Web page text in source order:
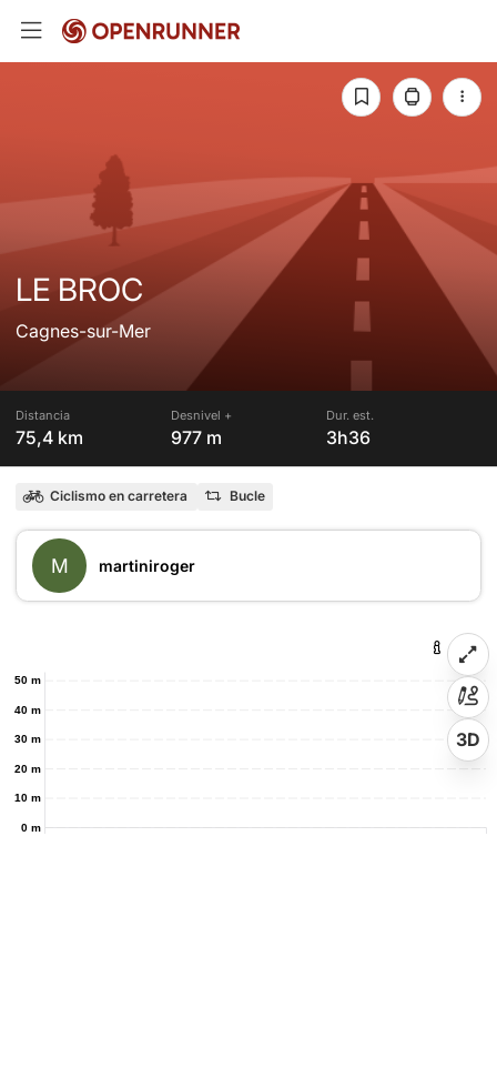
LE BROC
Cagnes-sur-Mer
Distancia
75,4 km
Desnivel +
977 m
Dur. est.
3h36
Ciclismo en carretera Bucle
M martiniroger
0 m
10 m
20 m
30 m
40 m
50 m
3D